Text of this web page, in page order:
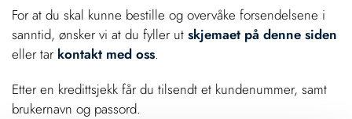
For at du skal kunne bestille og overvåke forsendelsene i
sanntid, ønsker vi at du fyller ut skjemaet på denne siden
eller tar kontakt med oss.
Etter en kredittsjekk får du tilsendt et kundenummer, samt
brukernavn og passord.